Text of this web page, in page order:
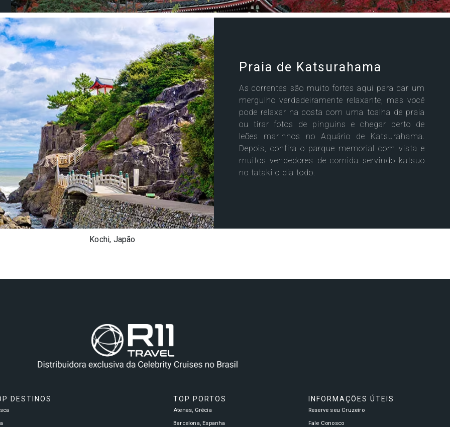
Praia de Katsurahama
As correntes são muito fortes aqui para dar um
mergulho verdadeiramente relaxante, mas você
pode relaxar na costa com uma toalha de praia
ou tirar fotos de pinguins e chegar perto de
leões marinhos no Aquário de Katsurahama.
Depois, confira o parque memorial com vista e
muitos vendedores de comida servindo katsuo
no tataki o dia todo.
Kochi, Japão
DESTINOS TOP PORTOS
Atenas, Grécia
Barcelona, Espanha
INFORMAÇÕES ÚTEIS
Reserve seu Cruzeiro
Fale Conosco